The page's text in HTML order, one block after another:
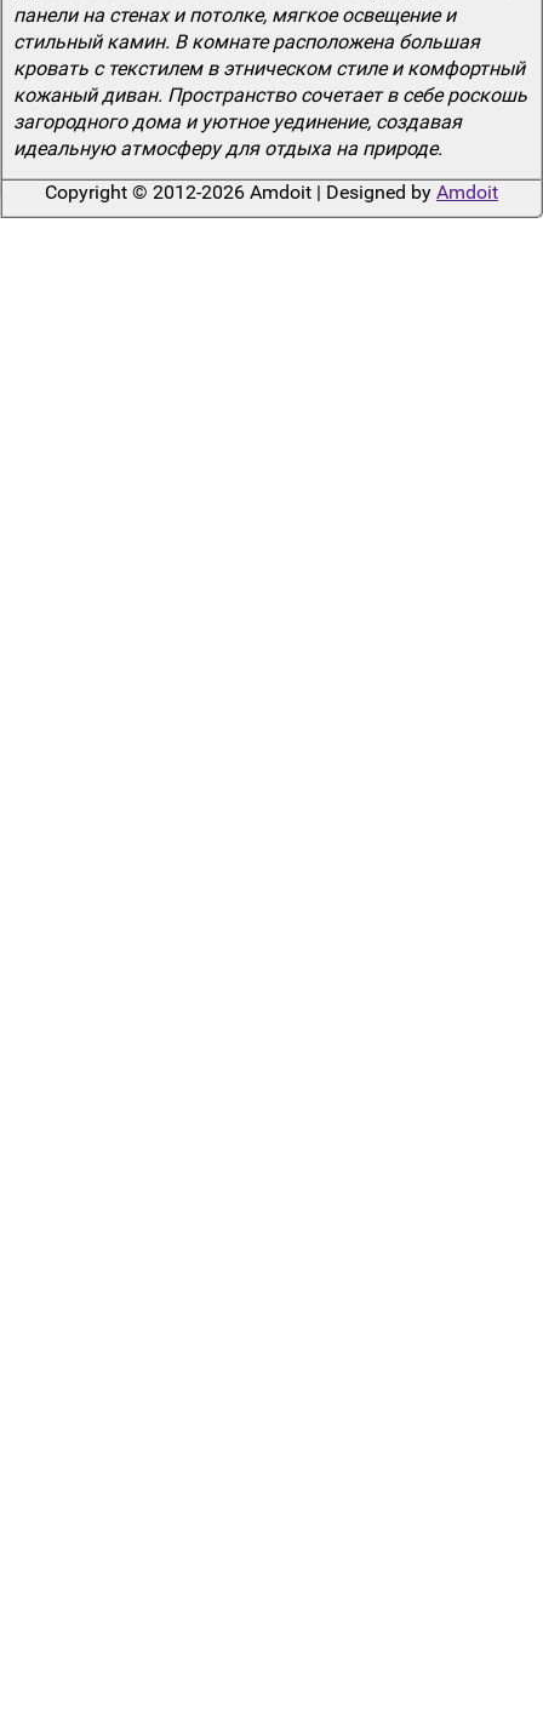
панели на стенах и потолке, мягкое освещение и
стильный камин. В комнате расположена большая
кровать с текстилем в этническом стиле и комфортный
кожаный диван. Пространство сочетает в себе роскошь
загородного дома и уютное уединение, создавая
идеальную атмосферу для отдыха на природе.
Copyright © 2012-2026 Amdoit | Designed by Amdoit